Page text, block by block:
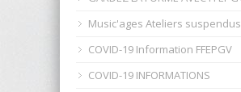
Music'ages Ateliers suspendus
COVID-19 Information FFEPGV
COVID-19 INFORMATIONS